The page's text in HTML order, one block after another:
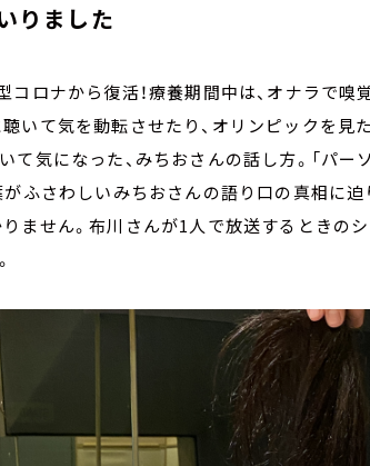
りました
ロナから復活！療養期間中は、オナラで嗅
いて気を動転させたり、オリンピックを見
気になった、みちおさんの話し方。「パー
がふさわしいみちおさんの語り口の真相に
ません。布川さんが1人で放送するときの